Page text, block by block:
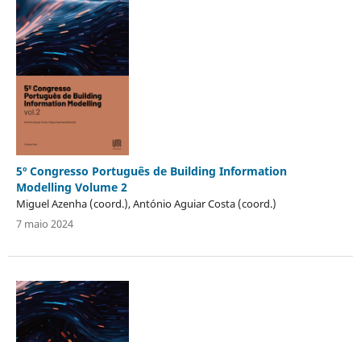
5º Congresso Português de Building Information
Modelling Volume 2
Miguel Azenha (coord.), António Aguiar Costa (coord.)
7 maio 2024